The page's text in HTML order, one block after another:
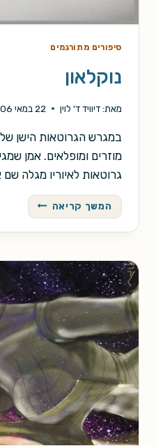
סיפורים מתורגמים
נוקלאון
מאת:דיוויד ד' לוין 22 במאי 2006
במגרש הגרוטאות הישן
מוזרים ומופלאים. אמן
גרוטאות לאיוריו מגלה שם
המשך קריאה נוקלאון